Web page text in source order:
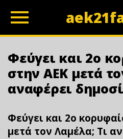
Φεύγει και 2ο
στην ΑΕΚ μετά
αναφέρει
Φεύγει και 2ο
μετά τον Λαμέλα; Τι